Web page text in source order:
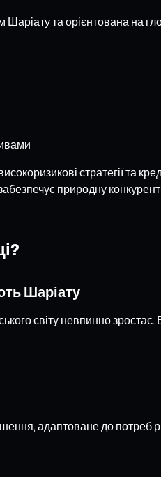
та орієнтована на
стратегії та
природну
Шаріату
світу невпинно
адаптоване до потреб